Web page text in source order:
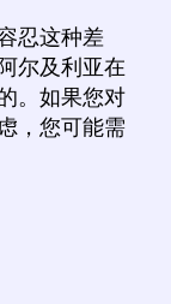
忍这种差
尔及利亚在
。如果您对
，您可能需